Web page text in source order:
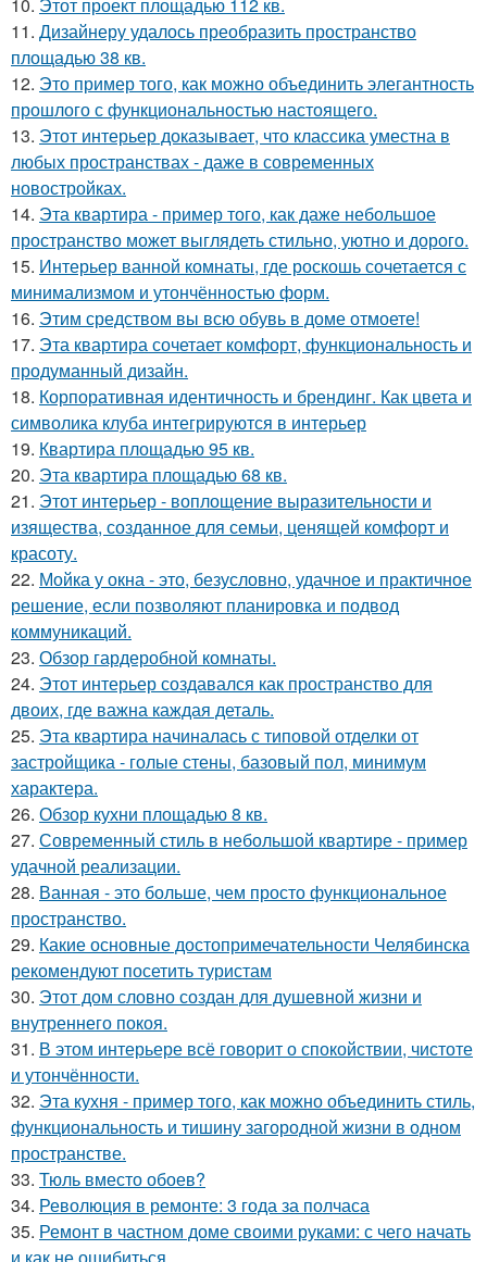
11. Дизайнеру удалось преобразить пространство
площадью 38 кв.
12. Это пример того, как можно объединить элегантность
прошлого с функциональностью настоящего.
13. Этот интерьер доказывает, что классика уместна в
любых пространствах - даже в современных
новостройках.
14. Эта квартира - пример того, как даже небольшое
пространство может выглядеть стильно, уютно и дорого.
15. Интерьер ванной комнаты, где роскошь сочетается с
минимализмом и утончённостью форм.
16. Этим средством вы всю обувь в доме отмоете!
17. Эта квартира сочетает комфорт, функциональность и
продуманный дизайн.
18. Корпоративная идентичность и брендинг. Как цвета и
символика клуба интегрируются в интерьер
19. Квартира площадью 95 кв.
20. Эта квартира площадью 68 кв.
21. Этот интерьер - воплощение выразительности и
изящества, созданное для семьи, ценящей комфорт и
красоту.
22. Мойка у окна - это, безусловно, удачное и практичное
решение, если позволяют планировка и подвод
коммуникаций.
23. Обзор гардеробной комнаты.
24. Этот интерьер создавался как пространство для
двоих, где важна каждая деталь.
25. Эта квартира начиналась с типовой отделки от
застройщика - голые стены, базовый пол, минимум
характера.
26. Обзор кухни площадью 8 кв.
27. Современный стиль в небольшой квартире - пример
удачной реализации.
28. Ванная - это больше, чем просто функциональное
пространство.
29. Какие основные достопримечательности Челябинска
рекомендуют посетить туристам
30. Этот дом словно создан для душевной жизни и
внутреннего покоя.
31. В этом интерьере всё говорит о спокойствии, чистоте
и утончённости.
32. Эта кухня - пример того, как можно объединить стиль,
функциональность и тишину загородной жизни в одном
пространстве.
33. Тюль вместо обоев?
34. Революция в ремонте: 3 года за полчаса
35. Ремонт в частном доме своими руками: с чего начать
и как не ошибиться